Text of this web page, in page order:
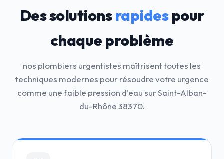
Des solutionsrapidespour
chaque problème
nos plombiers urgentistes maîtrisent toutes les
techniques modernes pour résoudre votre urgence
comme une faible pression d’eau sur Saint-Alban-
du-Rhône 38370.